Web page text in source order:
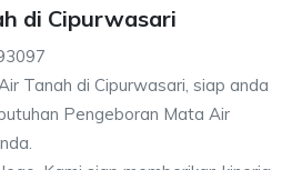
di Cipurwasari
Tanah di Cipurwasari, siap anda
Pengeboran Mata Air